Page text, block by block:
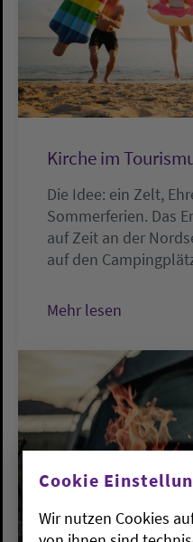
Kirche im
Die Idee: ein Zelt,
Sommerferien. Das
auf Zeit an der
auf den
Mehr lesen
Cookie
Wir nutzen Cookies